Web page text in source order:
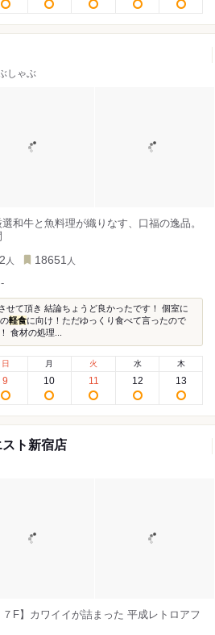
しゃぶ
和牛と魚料理が織りなす、口福の逸品。
人 18651 人
-
せて頂き 結論ちょうど良かったです！ 個室に
軽食に向け！ただゆっくり食べて言ったので
食材の処理...
日
9
月
10
火
11
水
12
木
13
ト新宿店
７F】カワイイが詰まった 平成レトロアフ